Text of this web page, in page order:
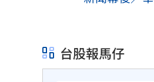
台股報馬仔